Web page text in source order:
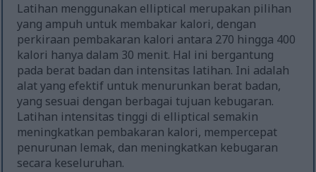
Latihan menggunakan elliptical merupakan pilihan
yang ampuh untuk membakar kalori, dengan
perkiraan pembakaran kalori antara 270 hingga 400
kalori hanya dalam 30 menit. Hal ini bergantung
pada berat badan dan intensitas latihan. Ini adalah
alat yang efektif untuk menurunkan berat badan,
yang sesuai dengan berbagai tujuan kebugaran.
Latihan intensitas tinggi di elliptical semakin
meningkatkan pembakaran kalori, mempercepat
penurunan lemak, dan meningkatkan kebugaran
secara keseluruhan.